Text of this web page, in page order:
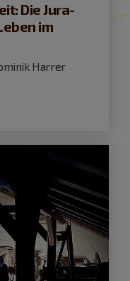
Die Jura-
im
Harrer